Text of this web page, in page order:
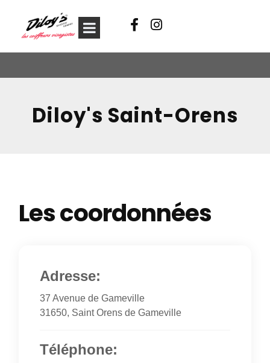
Diloy's Saint-Orens
Les coordonnées
Adresse:
37 Avenue de Gameville
31650, Saint Orens de Gameville
Téléphone: